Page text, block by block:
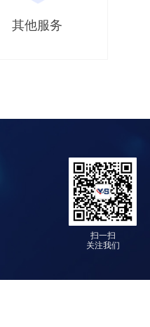
其他服务
扫一扫
关注我们